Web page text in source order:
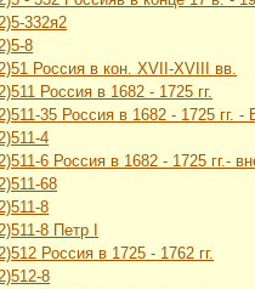
332я2
8
Россия в кон. XVII-XVIII вв.
Россия в 1682 - 1725 гг.
35 Россия в 1682 - 1725 гг.
4
6 Россия в 1682 - 1725 гг.-
68
8
8 Петр I
Россия в 1725 - 1762 гг.
8